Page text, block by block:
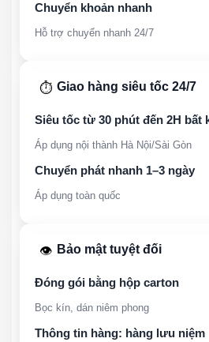
Chuyển khoản nhanh
Hỗ trợ chuyển nhanh 24/7
⏱️ Giao hàng siêu tốc 24/7
Siêu tốc từ 30 phút đến 2H bất
Áp dụng nội thành Hà Nội/Sài Gòn
Chuyển phát nhanh 1–3 ngày
Áp dụng toàn quốc
👁️ Bảo mật tuyệt đối
Đóng gói bằng hộp carton
Bọc kín, dán niêm phong
Thông tin hàng: hàng lưu niệm